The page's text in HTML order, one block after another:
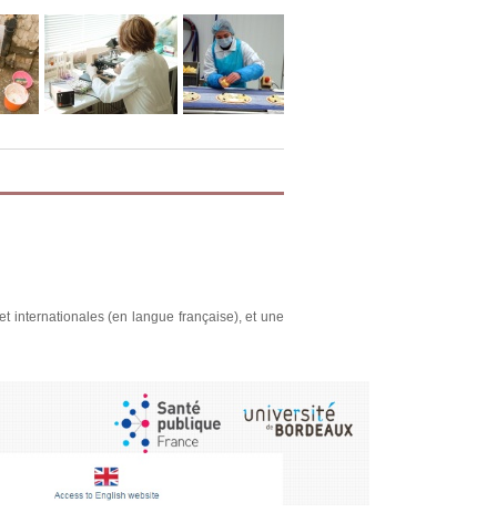
internationales (en langue française), et une